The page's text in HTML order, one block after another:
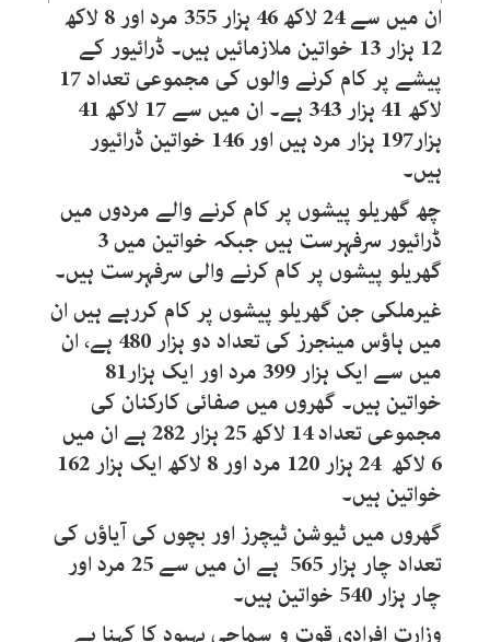
ان میں سے 24 لاکھ 46 ہزار 355 مرد اور 8 لاکھ
12 ہزار 13 خواتین ملازمائیں ہیں۔ ڈرائیور کے
پیشے پر کام کرنے والوں کی مجموعی تعداد 17
لاکھ 41 ہزار 343 ہے۔ ان میں سے 17 لاکھ 41
ہزار197 ہزار مرد ہیں اور 146 خواتین ڈرائیور
ہیں۔
چھ گھریلو پیشوں پر کام کرنے والے مردوں میں
ڈرائیور سرفہرست ہیں جبکہ خواتین میں 3
گھریلو پیشوں پر کام کرنے والی سرفہرست ہیں۔
غیرملکی جن گھریلو پیشوں پر کام کررہے ہیں ان
میں ہاؤس مینجرز کی تعداد دو ہزار 480 ہے، ان
میں سے ایک ہزار 399 مرد اور ایک ہزار81
خواتین ہیں۔ گھروں میں صفائی کارکنان کی
مجموعی تعداد 14 لاکھ 25 ہزار 282 ہے ان میں
6 لاکھ 24 ہزار 120 مرد اور 8 لاکھ ایک ہزار 162
خواتین ہیں۔
گھروں میں ٹیوشن ٹیچرز اور بچوں کی آیاؤں کی
تعداد چار ہزار 565 ہے ان میں سے 25 مرد اور
چار ہزار 540 خواتین ہیں۔
وزارت افرادی قوت و سماجی بہبود کا کہنا ہے